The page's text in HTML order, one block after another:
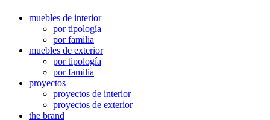
muebles de interior
por tipología
por familia
muebles de exterior
por tipología
por familia
proyectos
proyectos de interior
proyectos de exterior
the brand